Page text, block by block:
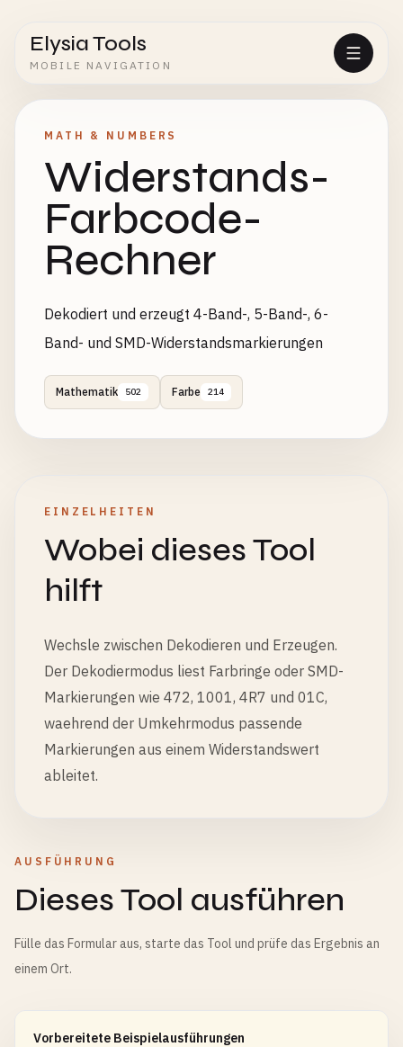
Elysia Tools
MOBILE NAVIGATION
MATH & NUMBERS
Widerstands-
Farbcode-
Rechner
Dekodiert und erzeugt 4-Band-, 5-Band-, 6-
Band- und SMD-Widerstandsmarkierungen
Mathematik 502 Farbe 214
EINZELHEITEN
Wobei dieses Tool
hilft
Wechsle zwischen Dekodieren und Erzeugen.
Der Dekodiermodus liest Farbringe oder SMD-
Markierungen wie 472, 1001, 4R7 und 01C,
waehrend der Umkehrmodus passende
Markierungen aus einem Widerstandswert
ableitet.
AUSFÜHRUNG
Dieses Tool ausführen
Fülle das Formular aus, starte das Tool und prüfe das Ergebnis an
einem Ort.
Vorbereitete Beispielausführungen